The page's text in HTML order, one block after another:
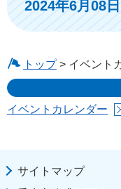
2024年6月08
トップ> イベント
イベントカレンダー
サイトマップ